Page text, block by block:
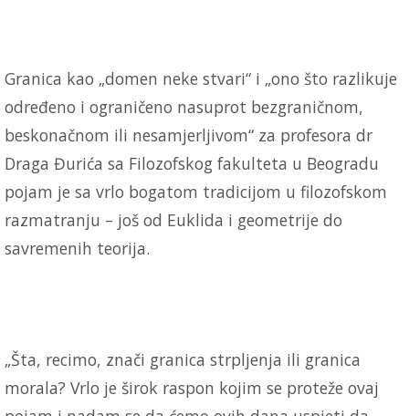
Granica kao „domen neke stvari“ i „ono što razlikuje
određeno i ograničeno nasuprot bezgraničnom,
beskonačnom ili nesamjerljivom“ za profesora dr
Draga Đurića sa Filozofskog fakulteta u Beogradu
pojam je sa vrlo bogatom tradicijom u filozofskom
razmatranju – još od Euklida i geometrije do
savremenih teorija.
„Šta, recimo, znači granica strpljenja ili granica
morala? Vrlo je širok raspon kojim se proteže ovaj